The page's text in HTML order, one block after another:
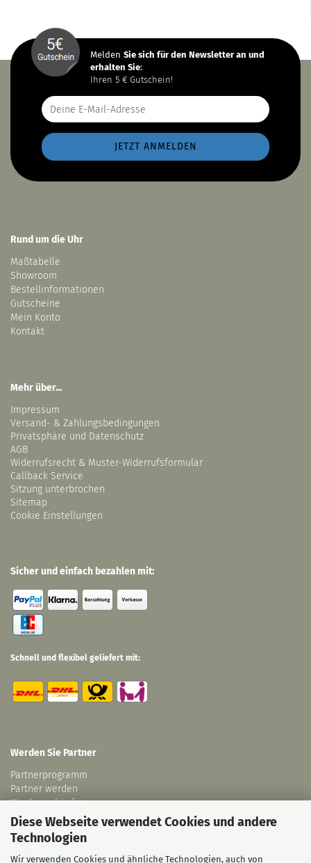
Diese Webseite verwendet Cookies und andere
Technologien
Wir verwenden Cookies und ähnliche Technologien, auch von
Melden Sie sich für den Newsletter an und
erhalten Sie:
Ihren 5 € Gutschein!
Rund um die Uhr
Maßtabelle
Showroom
Bestellinformationen
Gutscheine
Mein Konto
Kontakt
Mehr über...
Impressum
Versand- & Zahlungsbedingungen
Privatsphäre und Datenschutz
AGB
Widerrufsrecht & Muster-Widerrufsformular
Callback Service
Sitzung unterbrochen
Sitemap
Cookie Einstellungen
Sicher und einfach bezahlen mit:
Schnell und flexibel geliefert mit:
Werden Sie Partner
Partnerprogramm
Partner werden
Wiederverkäufer
Links